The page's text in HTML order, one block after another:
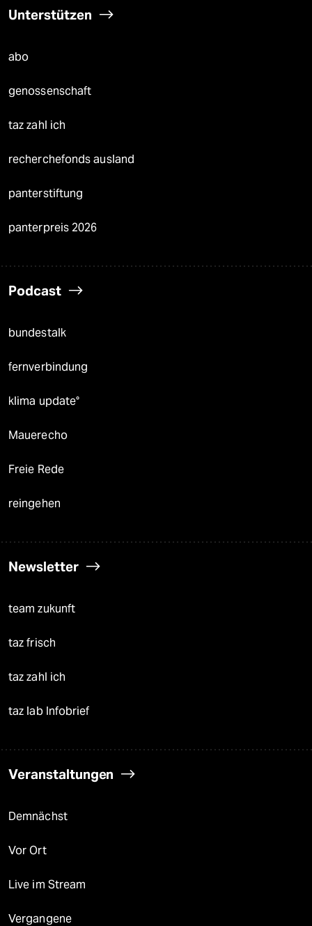
Unterstützen
abo
genossenschaft
taz zahl ich
recherchefonds ausland
panterstiftung
panterpreis 2026
Podcast
bundestalk
fernverbindung
klima update°
Mauerecho
Freie Rede
reingehen
Newsletter
team zukunft
taz frisch
taz zahl ich
taz lab Infobrief
Veranstaltungen
Demnächst
Vor Ort
Live im Stream
Vergangene